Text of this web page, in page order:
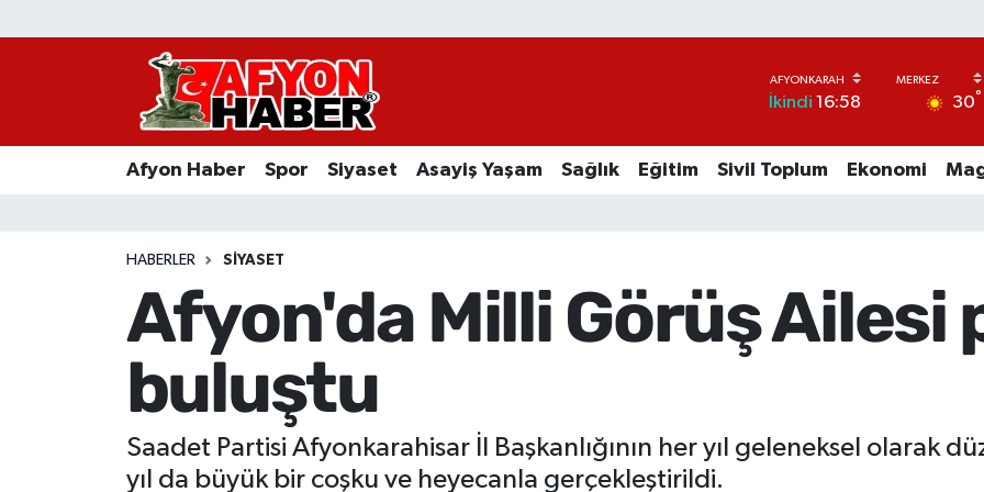
İkindi 16:58 30°
Afyon Haber Spor Siyaset Asayiş Yaşam Sağlık Eğitim Sivil Toplum Ekonomi
HABERLER SIYASET
Afyon'da Milli Görüş Ailesi
buluştu
Saadet Partisi Afyonkarahisar İl Başkanlığının her yıl geleneksel olarak
yıl da büyük bir coşku ve heyecanla gerçekleştirildi.
Afyon Haber
Asayiş Yaşam
Sivil Toplum
Ekonomi